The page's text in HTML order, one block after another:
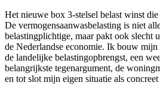
Het nieuwe box 3-stelsel belast winst die
De vermogensaanwasbelasting is niet
belastingplichtige, maar pakt ook slecht
de Nederlandse economie. Ik bouw
de landelijke belastingopbrengst, een
belangrijkste tegenargument, de
en tot slot mijn eigen situatie als